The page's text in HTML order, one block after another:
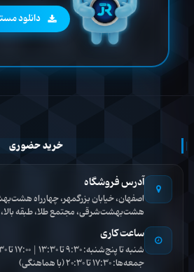
دانلود
خرید حضوری
آدرس فروشگاه
اصفهان، خیابان بزرگمهر، چهارراه
هشت‌بهشت‌شرقی، مجتمع طلا، طبقه بالا،
ساعت کاری
شنبه تا پنج‌شنبه: 9:30 تا 13:30 | 17:00 تا 21:30
جمعه‌ها: 17:30 تا 20:30 (با هماهنگی)